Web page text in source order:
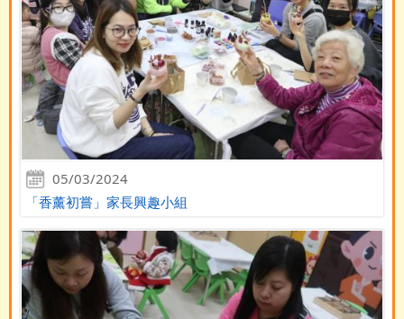
05/03/2024
「香薰初嘗」家長興趣小組